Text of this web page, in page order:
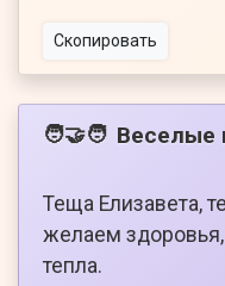
Скопировать
🧑‍🤝‍🧑 Веселые
Теща Елизавета,
желаем
тепла.